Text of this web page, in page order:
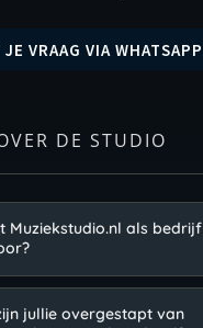
VRAAG VIA WHATSAPP
DE STUDIO
Muziekstudio.nl als bedrijf
jullie overgestapt van